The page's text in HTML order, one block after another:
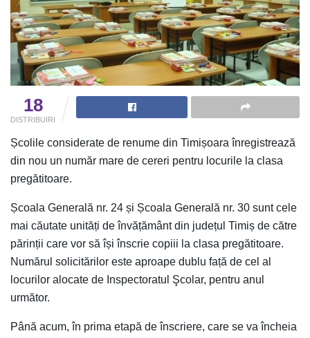
18
DISTRIBUIRI
Școlile considerate de renume din Timișoara înregistrează
din nou un număr mare de cereri pentru locurile la clasa
pregătitoare.
Școala Generală nr. 24 și Școala Generală nr. 30 sunt cele
mai căutate unități de învățământ din județul Timiș de către
părinții care vor să își înscrie copiii la clasa pregătitoare.
Numărul solicitărilor este aproape dublu față de cel al
locurilor alocate de Inspectoratul Şcolar, pentru anul
următor.
Până acum, în prima etapă de înscriere, care se va încheia